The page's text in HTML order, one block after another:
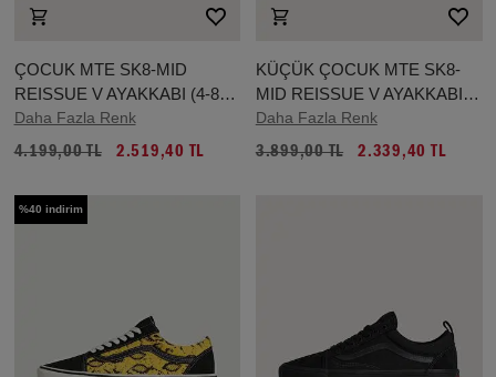
ÇOCUK MTE SK8-MID
REISSUE V AYAKKABI (4-8
YAŞ)
Daha Fazla Renk
4.199,00 TL 2.519,40 TL
KÜÇÜK ÇOCUK MTE SK8-
MID REISSUE V AYAKKABI
(1-4 YAŞ)
Daha Fazla Renk
3.899,00 TL 2.339,40 TL
%40 indirim